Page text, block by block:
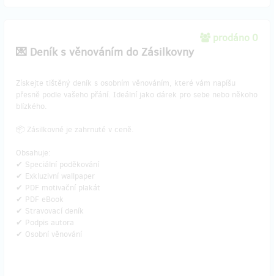
prodáno 0
💌 Deník s věnováním do Zásilkovny
​Získejte tištěný deník s osobním věnováním, které vám napíšu
přesně podle vašeho přání. Ideální jako dárek pro sebe nebo někoho
blízkého.
📦 Zásilkovné je zahrnuté v ceně.
Obsahuje:
✔ Speciální poděkování
✔ Exkluzivní wallpaper
✔ PDF motivační plakát
✔ PDF eBook
✔ Stravovací deník
✔ Podpis autora
✔ Osobní věnování